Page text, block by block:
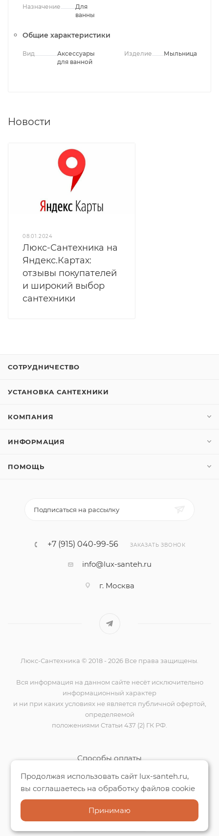
Назначение
Для
ванны
Общие характеристики
Вид
Аксессуары
для ванной
Изделие Мыльница
Новости
08.01.2024
Люкс-Сантехника на
Яндекс.Картах:
отзывы покупателей
и широкий выбор
сантехники
СОТРУДНИЧЕСТВО
УСТАНОВКА САНТЕХНИКИ
КОМПАНИЯ
ИНФОРМАЦИЯ
ПОМОЩЬ
Подписаться на рассылку
+7 (915) 040-99-56 ЗАКАЗАТЬ ЗВОНОК
info@lux-santeh.ru
г. Москва
Люкс-Сантехника © 2018 - 2026 Все права защищены.
Вся информация на данном сайте несёт исключительно
информационный характер
и ни при каких условиях не является публичной офертой,
определяемой
положениями Статьи 437 (2) ГК РФ.
Способы оплаты
Мы на Яндекс.Картах
Продолжая использовать сайт lux-santeh.ru,
вы соглашаетесь на обработку файлов cookie
Принимаю